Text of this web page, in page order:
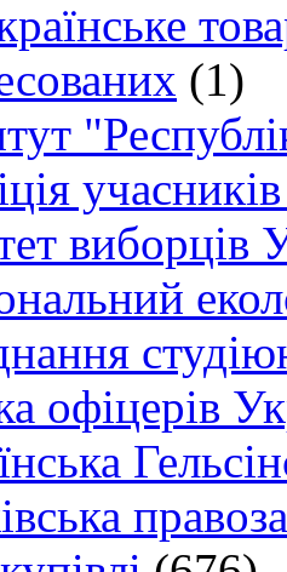
(1)
виборців
офіцерів